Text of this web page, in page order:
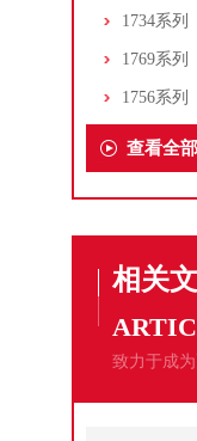
1734系列
1769系列
1756系列
查看全部
相关
致力于成